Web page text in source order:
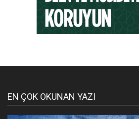
EN ÇOK OKUNAN YAZI